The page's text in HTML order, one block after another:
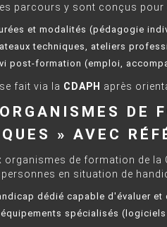
parcours y sont conçus pour
et modalités (pédagogie
techniques, ateliers
post-formation (emploi,
fait via la CDAPH après
DE
» AVEC
organismes de formation de la
personnes en situation de
dédié capable d'évaluer
équipements spécialisés